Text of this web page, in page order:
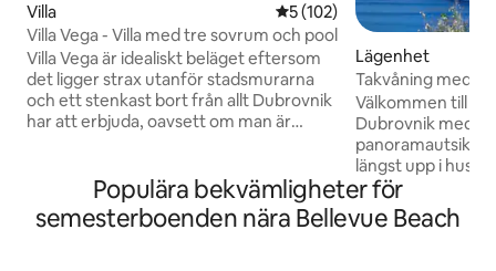
Villa 5 av 5 i genomsnittligt
5 (102)
Villa Vega - Villa med tre sovrum och pool
Villa Vega är idealiskt beläget eftersom
det ligger strax utanför stadsmurarna
och ett stenkast bort från allt Dubrovnik
har att erbjuda, oavsett om man är
Medelhavet och simma i det kristallklara
Adriatiska havet. Villa Vega, vacker tre
sovrum villa har en privat utomhuspool
Lägenhet
Takvåning med
balkong /
Välkommen till
Dubrovnik med
panoramautsikt🌄 Lägenheten
längst upp i
avskildhet, lugn
uteplatser – en
perfekt för att
Populära bekvämligheter för
semesterboenden nära Bellevue Beach